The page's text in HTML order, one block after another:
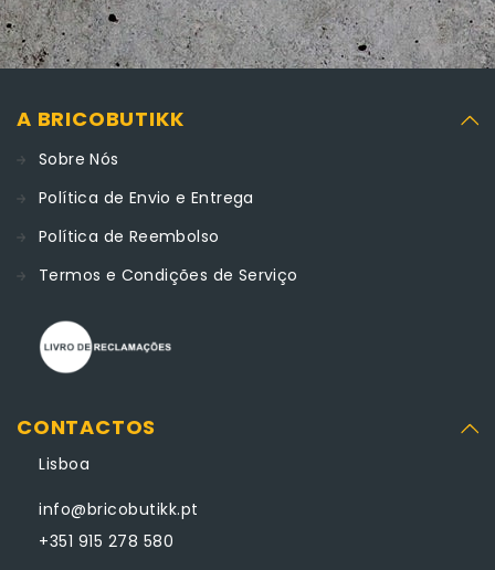
A BRICOBUTIKK
Sobre Nós
Política de Envio e Entrega
Política de Reembolso
Termos e Condições de Serviço
CONTACTOS
Lisboa
info@bricobutikk.pt
+351 915 278 580